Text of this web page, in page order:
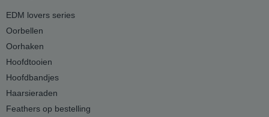
EDM lovers series
Oorbellen
Oorhaken
Hoofdtooien
Hoofdbandjes
Haarsieraden
Feathers op bestelling